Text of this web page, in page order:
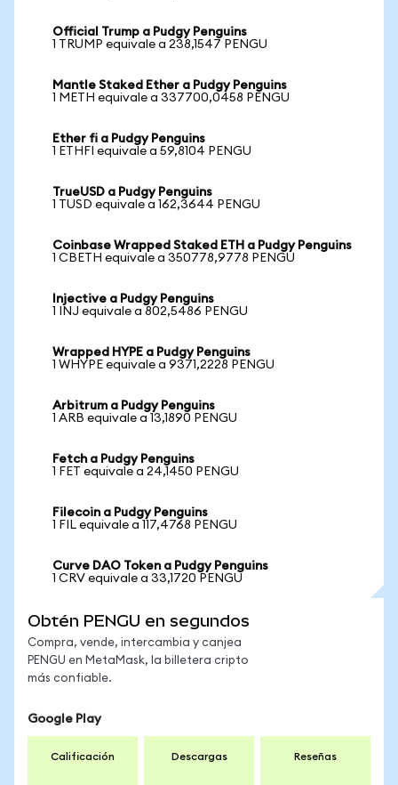
Official Trump a Pudgy Penguins
1 TRUMP equivale a 238,1547 PENGU
Mantle Staked Ether a Pudgy Penguins
1 METH equivale a 337700,0458 PENGU
Ether fi a Pudgy Penguins
1 ETHFI equivale a 59,8104 PENGU
TrueUSD a Pudgy Penguins
1 TUSD equivale a 162,3644 PENGU
Coinbase Wrapped Staked ETH a Pudgy Penguins
1 CBETH equivale a 350778,9778 PENGU
Injective a Pudgy Penguins
1 INJ equivale a 802,5486 PENGU
Wrapped HYPE a Pudgy Penguins
1 WHYPE equivale a 9371,2228 PENGU
Arbitrum a Pudgy Penguins
1 ARB equivale a 13,1890 PENGU
Fetch a Pudgy Penguins
1 FET equivale a 24,1450 PENGU
Filecoin a Pudgy Penguins
1 FIL equivale a 117,4768 PENGU
Curve DAO Token a Pudgy Penguins
1 CRV equivale a 33,1720 PENGU
Obtén PENGU en segundos
Compra, vende, intercambia y canjea
PENGU en MetaMask, la billetera cripto
más confiable.
Google Play
Calificación Descargas Reseñas